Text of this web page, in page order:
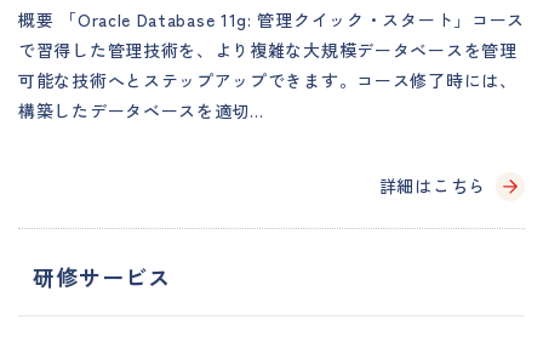
研修サービス
概要 「Oracle Database 11g: 管理クイック・スタート」コース
で習得した管理技術を、より複雑な大規模データベースを管理
可能な技術へとステップアップできます。コース修了時には、
構築したデータベースを適切…
詳細はこちら